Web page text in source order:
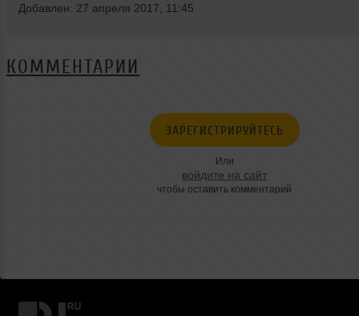
Добавлен: 27 апреля 2017, 11:45
КОММЕНТАРИИ
ЗАРЕГИСТРИРУЙТЕСЬ
Или
войдите на сайт
чтобы оставить комментарий